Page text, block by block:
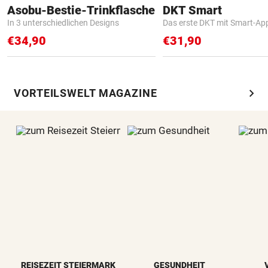
Asobu-Bestie-Trinkflasche
In 3 unterschiedlichen Designs
€34,90
DKT Smart
Das erste DKT mit Smart-
€31,90
VORTEILSWELT MAGAZINE chevron_right
REISEZEIT STEIERMARK GESUNDHEIT